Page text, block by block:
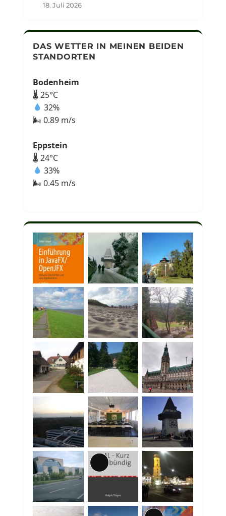
18. Juli 2026
DAS WETTER IN MEINEN BEIDEN
STANDORTEN
Bodenheim
🌡 25°C
32%
🌬 0.89 m/s
Eppstein
🌡 24°C
33%
🌬 0.45 m/s
Lange
Beschreibung